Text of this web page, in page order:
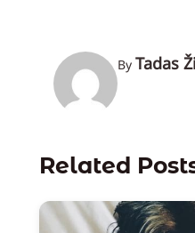
By Tadas
Related